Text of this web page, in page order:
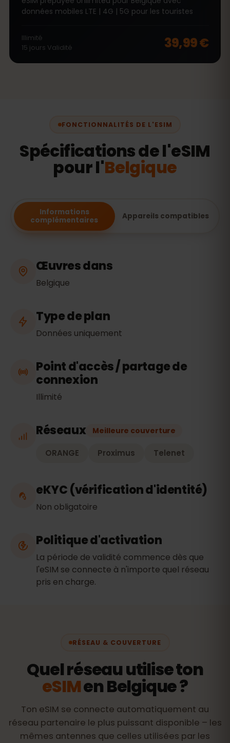
données mobiles LTE | 4G | 5G pour les touristes
Illimité
15 jours Validité 39,99 €
FONCTIONNALITÉS DE L'ESIM
Spécifications de l'eSIM
pour l'Belgique
Informations
complémentaires
Appareils compatibles
Œuvres dans
Belgique
Type de plan
Données uniquement
Point d'accès / partage de
connexion
Illimité
Réseaux Meilleure couverture
ORANGE Proximus Telenet
eKYC (vérification d'identité)
Non obligatoire
Politique d'activation
La période de validité commence dès que
l'eSIM se connecte à n'importe quel réseau
pris en charge.
RÉSEAU & COUVERTURE
Quel réseau utilise ton
eSIMen Belgique ?
Ton eSIM se connecte automatiquement au
réseau partenaire le plus puissant disponible – les
mêmes antennes que celles utilisées par les